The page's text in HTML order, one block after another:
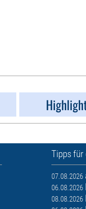
Tipps für
07.08.2026
06.08.2026
08.08.2026